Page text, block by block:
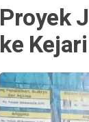
Proyek
ke